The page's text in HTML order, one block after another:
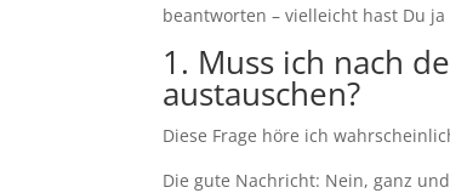
beantworten – vielleicht hast Du
1. Muss ich nach
austauschen?
Diese Frage höre ich
Die gute Nachricht: Nein, ganz